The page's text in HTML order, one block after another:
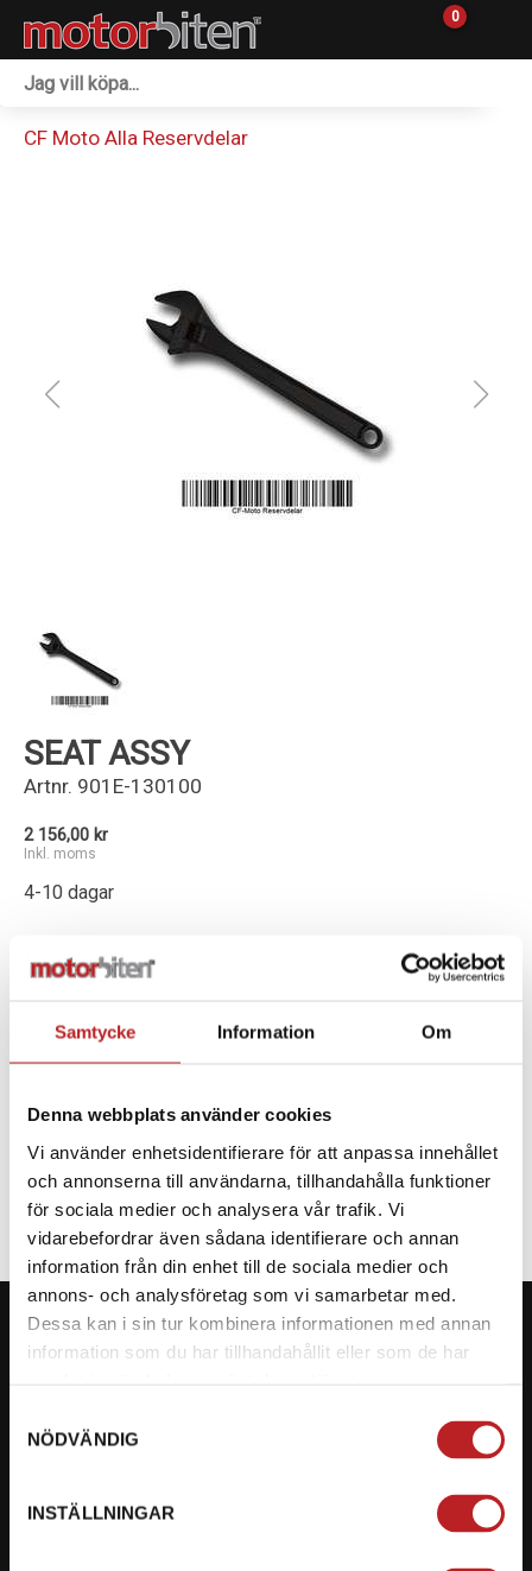
Samtycke Information Om
Denna webbplats använder cookies
Vi använder enhetsidentifierare för att anpassa innehållet
och annonserna till användarna, tillhandahålla funktioner
för sociala medier och analysera vår trafik. Vi
vidarebefordrar även sådana identifierare och annan
information från din enhet till de sociala medier och
annons- och analysföretag som vi samarbetar med.
Dessa kan i sin tur kombinera informationen med annan
information som du har tillhandahållit eller som de har
NÖDVÄNDIG
INSTÄLLNINGAR
0
Reservdelar
Sprängskisser
CF Moto Alla Reservdelar
SEAT ASSY
Artnr. 901E-130100
2 156,00 kr
Inkl. moms
4-10 dagar
- +
SPECIFIKATION
Org. nummer: 5566689278